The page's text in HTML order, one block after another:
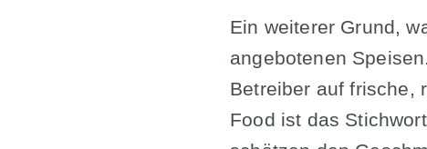
Ein weiterer Grund,
angebotenen
Betreiber auf frische,
Food ist das